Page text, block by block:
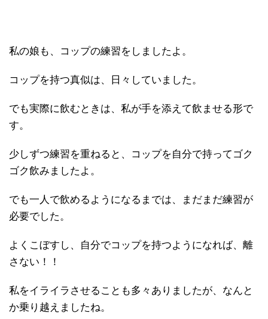
私の娘も、コップの練習をしましたよ。
コップを持つ真似は、日々していました。
でも実際に飲むときは、私が手を添えて飲ませる形で
す。
少しずつ練習を重ねると、コップを自分で持ってゴク
ゴク飲みましたよ。
でも一人で飲めるようになるまでは、まだまだ練習が
必要でした。
よくこぼすし、自分でコップを持つようになれば、離
さない！！
私をイライラさせることも多々ありましたが、なんと
か乗り越えましたね。